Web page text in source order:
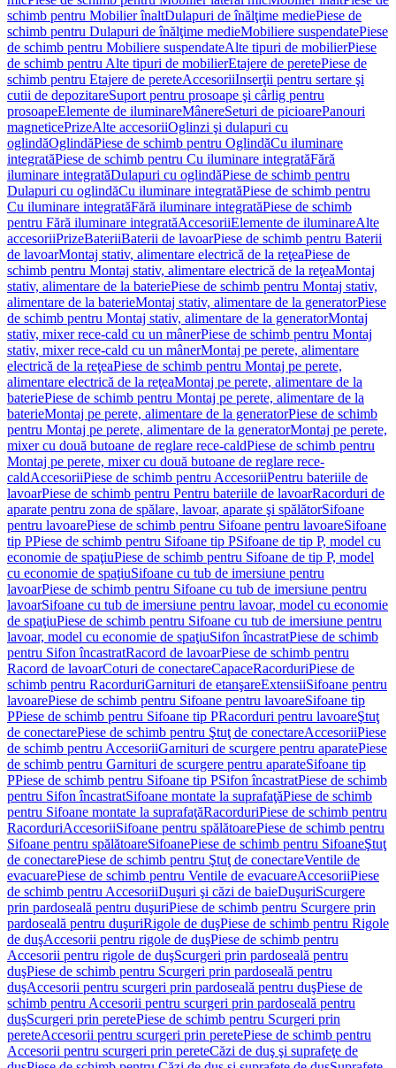
schimb pentru Mobilier înaltDulapuri de înălţime mediePiese de
schimb pentru Dulapuri de înălţime medieMobiliere suspendatePiese
de schimb pentru Mobiliere suspendateAlte tipuri de mobilierPiese
de schimb pentru Alte tipuri de mobilierEtajere de peretePiese de
schimb pentru Etajere de pereteAccesoriiInserţii pentru sertare şi
cutii de depozitareSuport pentru prosoape şi cârlig pentru
prosoapeElemente de iluminareMânereSeturi de picioarePanouri
magneticePrizeAlte accesoriiOglinzi şi dulapuri cu
oglindăOglindăPiese de schimb pentru OglindăCu iluminare
integratăPiese de schimb pentru Cu iluminare integratăFără
iluminare integratăDulapuri cu oglindăPiese de schimb pentru
Dulapuri cu oglindăCu iluminare integratăPiese de schimb pentru
Cu iluminare integratăFără iluminare integratăPiese de schimb
pentru Fără iluminare integratăAccesoriiElemente de iluminareAlte
accesoriiPrizeBateriiBaterii de lavoarPiese de schimb pentru Baterii
de lavoarMontaj stativ, alimentare electrică de la reţeaPiese de
schimb pentru Montaj stativ, alimentare electrică de la reţeaMontaj
stativ, alimentare de la bateriePiese de schimb pentru Montaj stativ,
alimentare de la baterieMontaj stativ, alimentare de la generatorPiese
de schimb pentru Montaj stativ, alimentare de la generatorMontaj
stativ, mixer rece-cald cu un mânerPiese de schimb pentru Montaj
stativ, mixer rece-cald cu un mânerMontaj pe perete, alimentare
electrică de la reţeaPiese de schimb pentru Montaj pe perete,
alimentare electrică de la reţeaMontaj pe perete, alimentare de la
bateriePiese de schimb pentru Montaj pe perete, alimentare de la
baterieMontaj pe perete, alimentare de la generatorPiese de schimb
pentru Montaj pe perete, alimentare de la generatorMontaj pe perete,
mixer cu două butoane de reglare rece-caldPiese de schimb pentru
Montaj pe perete, mixer cu două butoane de reglare rece-
caldAccesoriiPiese de schimb pentru AccesoriiPentru bateriile de
lavoarPiese de schimb pentru Pentru bateriile de lavoarRacorduri de
aparate pentru zona de spălare, lavoar, aparate şi spălătorSifoane
pentru lavoarePiese de schimb pentru Sifoane pentru lavoareSifoane
tip PPiese de schimb pentru Sifoane tip PSifoane de tip P, model cu
economie de spaţiuPiese de schimb pentru Sifoane de tip P, model
cu economie de spaţiuSifoane cu tub de imersiune pentru
lavoarPiese de schimb pentru Sifoane cu tub de imersiune pentru
lavoarSifoane cu tub de imersiune pentru lavoar, model cu economie
de spaţiuPiese de schimb pentru Sifoane cu tub de imersiune pentru
lavoar, model cu economie de spaţiuSifon încastratPiese de schimb
pentru Sifon încastratRacord de lavoarPiese de schimb pentru
Racord de lavoarCoturi de conectareCapaceRacorduriPiese de
schimb pentru RacorduriGarnituri de etanşareExtensiiSifoane pentru
lavoarePiese de schimb pentru Sifoane pentru lavoareSifoane tip
PPiese de schimb pentru Sifoane tip PRacorduri pentru lavoareŞtuţ
de conectarePiese de schimb pentru Ştuţ de conectareAccesoriiPiese
de schimb pentru AccesoriiGarnituri de scurgere pentru aparatePiese
de schimb pentru Garnituri de scurgere pentru aparateSifoane tip
PPiese de schimb pentru Sifoane tip PSifon încastratPiese de schimb
pentru Sifon încastratSifoane montate la suprafaţăPiese de schimb
pentru Sifoane montate la suprafaţăRacorduriPiese de schimb pentru
RacorduriAccesoriiSifoane pentru spălătoarePiese de schimb pentru
Sifoane pentru spălătoareSifoanePiese de schimb pentru SifoaneŞtuţ
de conectarePiese de schimb pentru Ştuţ de conectareVentile de
evacuarePiese de schimb pentru Ventile de evacuareAccesoriiPiese
de schimb pentru AccesoriiDuşuri şi căzi de baieDuşuriScurgere
prin pardoseală pentru duşuriPiese de schimb pentru Scurgere prin
pardoseală pentru duşuriRigole de duşPiese de schimb pentru Rigole
de duşAccesorii pentru rigole de duşPiese de schimb pentru
Accesorii pentru rigole de duşScurgeri prin pardoseală pentru
duşPiese de schimb pentru Scurgeri prin pardoseală pentru
duşAccesorii pentru scurgeri prin pardoseală pentru duşPiese de
schimb pentru Accesorii pentru scurgeri prin pardoseală pentru
duşScurgeri prin peretePiese de schimb pentru Scurgeri prin
pereteAccesorii pentru scurgeri prin peretePiese de schimb pentru
Accesorii pentru scurgeri prin pereteCăzi de duş şi suprafeţe de